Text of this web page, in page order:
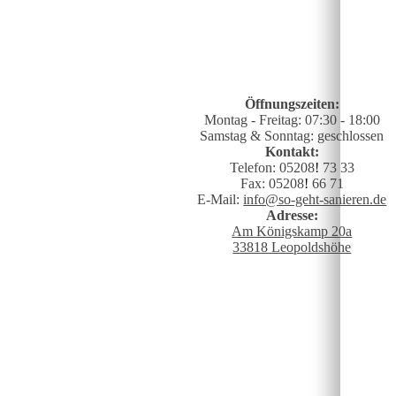
Öffnungszeiten:
Montag - Freitag: 07:30 - 18:00
Samstag & Sonntag: geschlossen
Kontakt:
Telefon: 05208! 73 33
Fax: 05208! 66 71
E-Mail:info@so-geht-sanieren.de
Adresse:
Am Königskamp 20a
33818 Leopoldshöhe